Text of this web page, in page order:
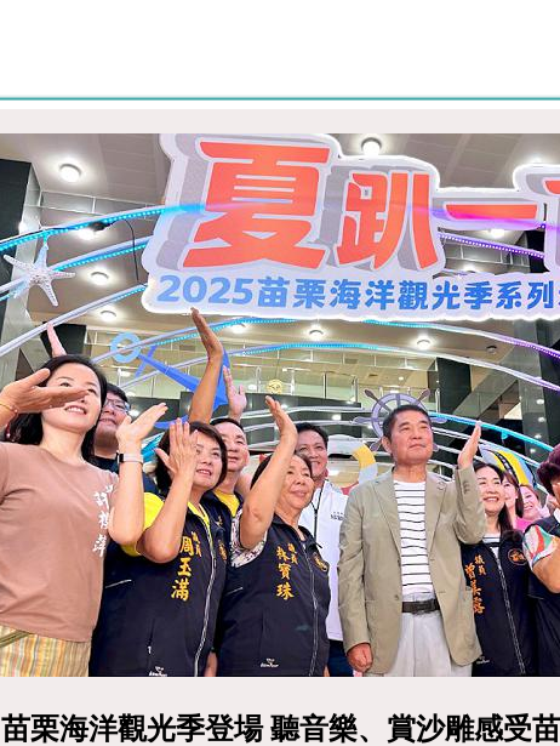
苗栗海洋觀光季登場 聽音樂、賞沙雕感受